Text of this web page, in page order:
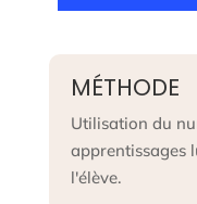
MÉTHODE
Utilisation du
apprentissages
l'élève.